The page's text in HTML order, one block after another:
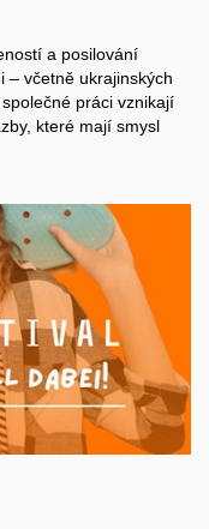
a posilování
– včetně ukrajinských
práci vznikají
které mají smysl